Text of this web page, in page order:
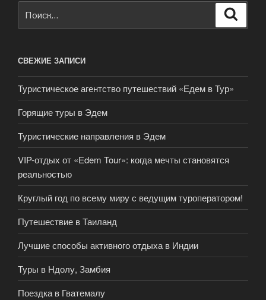
СВЕЖИЕ ЗАПИСИ
Туристическое агентство путешествий «Едем в Тур»
Горящие туры в Эдем
Туристические направления в Эдем
VIP-отдых от «Edem Tour»: когда мечты становятся
реальностью
Круглый год по всему миру с ведущим туроператором!
Путешествие в Таиланд
Лучшие способы активного отдыха в Индии
Туры в Ндолу, Замбия
Поездка в Гватемалу